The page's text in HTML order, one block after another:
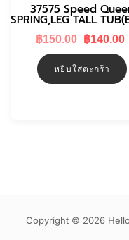
37575 Speed
SPRING,LEG TALL
฿150.00 Original
฿150.00.
฿140.00
หยิบใส่ตะกร้า
Copyright © 2026